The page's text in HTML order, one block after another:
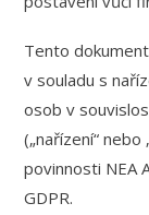
Tento
v souladu s
osob v
(„nařízení“
povinnosti NEA
GDPR.